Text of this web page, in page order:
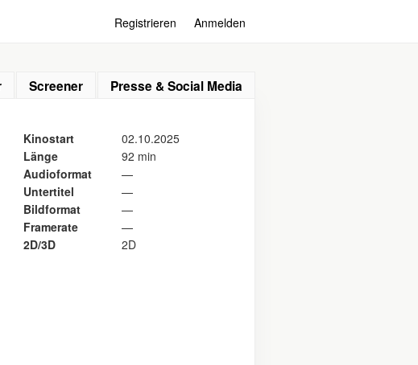
Registrieren Anmelden
Screener Presse & Social Media
Kinostart
02.10.2025
Länge
92 min
Audioformat
—
Untertitel
—
Bildformat
—
Framerate
—
2D/3D
2D